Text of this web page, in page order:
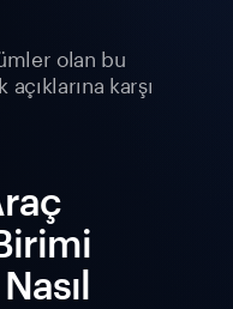
olan bu
karşı